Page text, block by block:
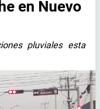
en Nuevo
pluviales esta